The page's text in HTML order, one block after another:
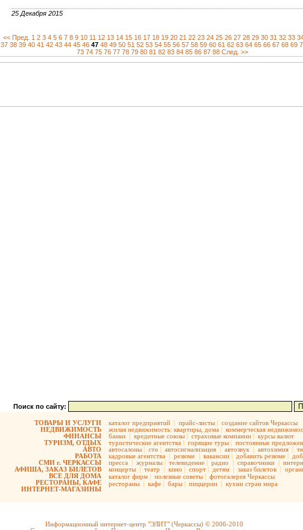
25 Декабря 2015
<< Пред. 1 2 3 4 5 6 7 8 9 10 11 12 13 14 15 16 17 18 19 20 21 22 23 24 25 26 27 28 29 30 31 32 33
37 38 39 40 41 42 43 44 45 46 47 48 49 50 51 52 53 54 55 56 57 58 59 60 61 62 63 64 65 66 67 68 69
73 74 75 76 77 78 79 80 81 82 83 84 85 86 87 88 След. >>
Поиск по сайту:
ТОВАРЫ И УСЛУГИ
НЕДВИЖИМОСТЬ
ФИНАНСЫ
ТУРИЗМ, ОТДЫХ
АВТО
РАБОТА
СМИ г. ЧЕРКАССЫ
АФИША, ЗАКАЗ БИЛЕТОВ
ВСЕ ДЛЯ ДОМА
РЕСТОРАНЫ, КАФЕ
ИНТЕРНЕТ-МАГАЗИНЫ
каталог предприятий | прайс-листы | создание сайтов Черкассы
жилая недвижимость: квартиры, дома | коммерческая
банки | кредитные союзы | страховые компании | курсы валют
туристические агентства | горящие туры | постоянные
автосалоны | сто | автосигнализация | автозвук | автохимия |
кадровые агентства | резюме | вакансии | добавить резюме |
пресса | журналы | телевидение | радио | справочники |
концерты | театр | кино | спорт | детям | заказ билетов |
каталог фирм | полезные советы | фотогалерея Черкассы
рестораны | кафе | бары | пиццерии | кухни стран мира
Информационный интернет-центр "ЭЛИТ" (Черкассы) © 2006-2010